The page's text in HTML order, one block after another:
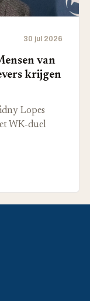
30 jul 2026
van
krijgen
Lopes
WK-duel